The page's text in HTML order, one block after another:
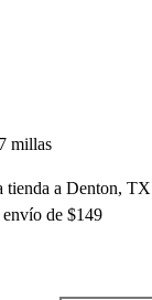
millas
tienda a Denton, TX
de $149